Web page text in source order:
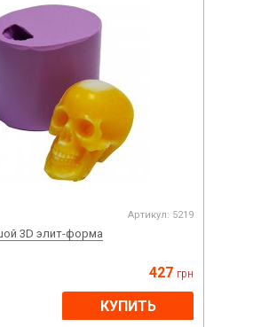
Артикул: 5219
3D элит-форма
427 грн
КУПИТЬ